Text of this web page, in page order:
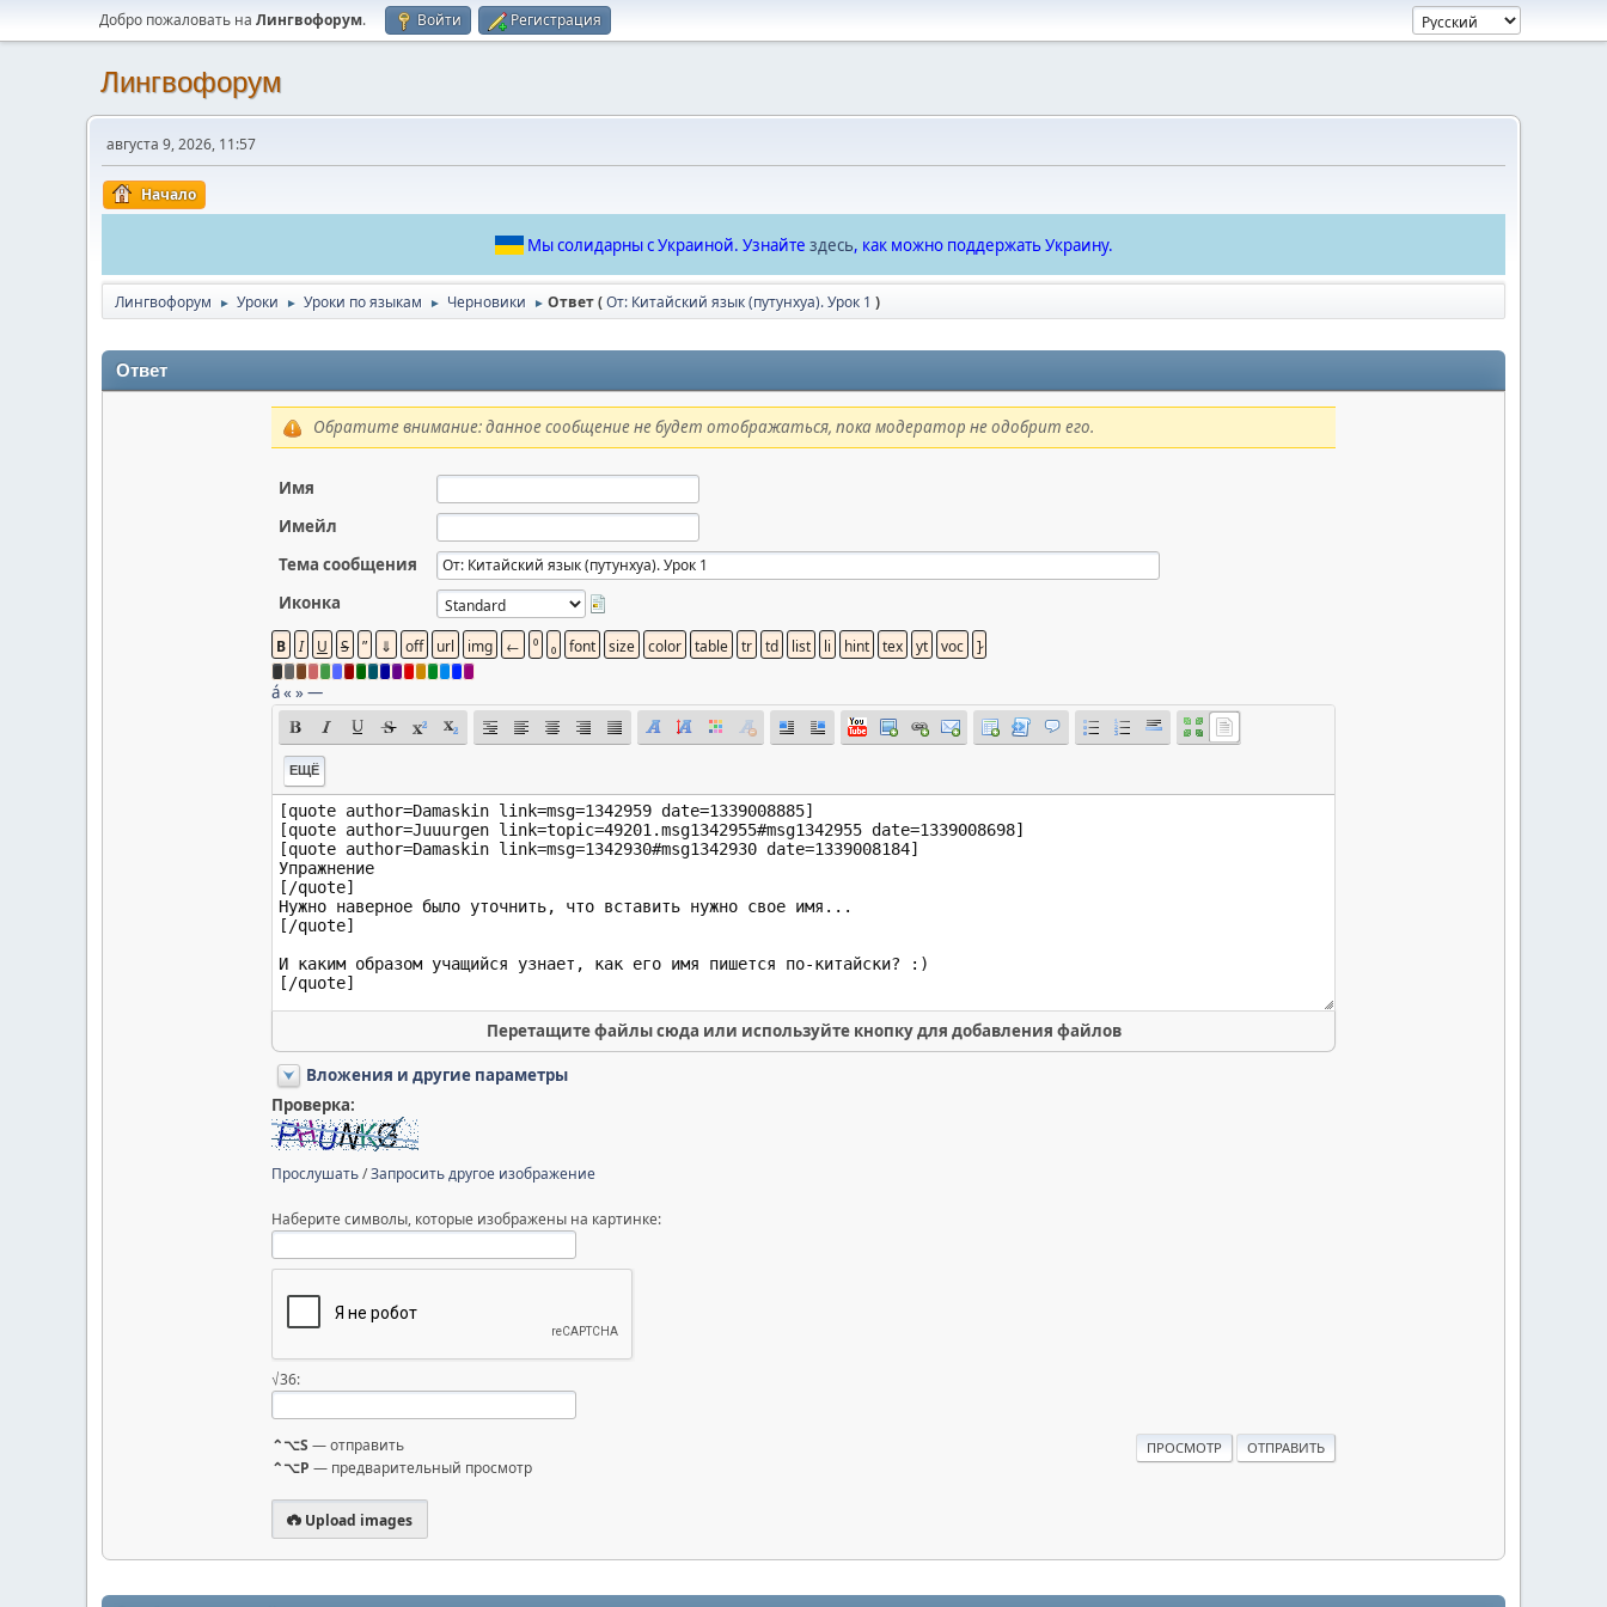
Добро пожаловать на Лингвофорум. Войти Регистрация
Лингвофорум
августа 9, 2026, 11:57
Начало
Мы солидарны с Украиной. Узнайте здесь, как можно поддержать Украину.
Лингвофорум ► Уроки ► Уроки по языкам ► Черновики ► Ответ (От: Китайский язык (путунхуа). Урок 1 )
Ответ
Обратите внимание: данное сообщение не будет отображаться, пока модератор не одобрит его.
Имя
Имейл
Тема сообщения
Иконка
á« »—
ЕЩЁ
Перетащите файлы сюда или используйте кнопку для добавления файлов
Вложения и другие параметры
Проверка:
Прослушать/Запросить другое изображение
Наберите символы, которые изображены на картинке:
√36:
⌃⌥S — отправить
⌃⌥P — предварительный просмотр
Upload images